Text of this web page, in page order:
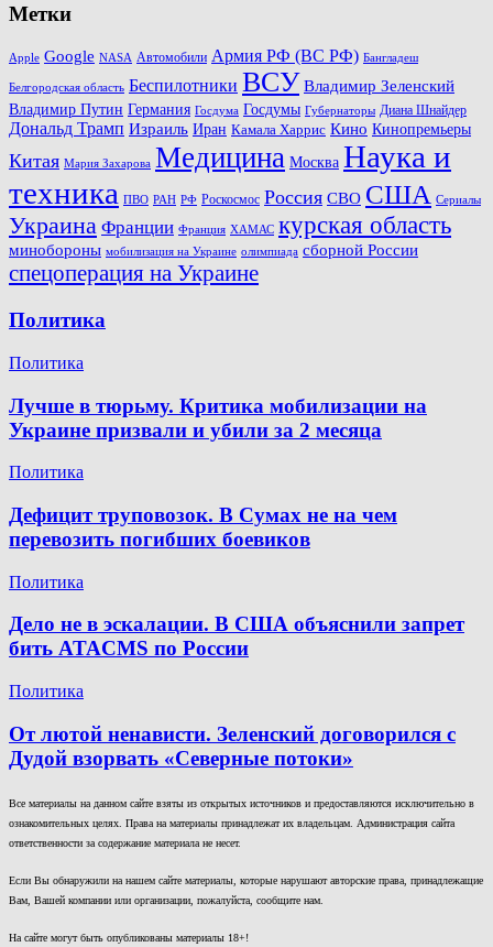
Метки
Apple Google NASA Автомобили Армия РФ (ВС РФ) Бангладеш
Белгородская область Беспилотники ВСУ Владимир Зеленский
Владимир Путин Германия Госдума Госдумы Губернаторы Диана Шнайдер
Дональд Трамп Израиль Иран Камала Харрис Кино Кинопремьеры
Китая Мария Захарова Медицина Москва Наука и
техника ПВО РАН РФ Роскосмос Россия СВО США Сериалы
Украина Франции Франция ХАМАС курская область
минобороны мобилизация на Украине олимпиада сборной России
спецоперация на Украине
Политика
Политика
Лучше в тюрьму. Критика мобилизации на
Украине призвали и убили за 2 месяца
Политика
Дефицит труповозок. В Сумах не на чем
перевозить погибших боевиков
Политика
Дело не в эскалации. В США объяснили запрет
бить ATACMS по России
Политика
От лютой ненависти. Зеленский договорился с
Дудой взорвать «Северные потоки»
Все материалы на данном сайте взяты из открытых источников и предоставляются исключительно в
ознакомительных целях. Права на материалы принадлежат их владельцам. Администрация сайта
ответственности за содержание материала не несет.
Если Вы обнаружили на нашем сайте материалы, которые нарушают авторские права, принадлежащие
Вам, Вашей компании или организации, пожалуйста, сообщите нам.
На сайте могут быть опубликованы материалы 18+!